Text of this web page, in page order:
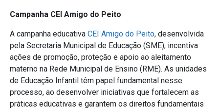
Campanha CEI Amigo do Peito
A campanha educativa CEI Amigo do Peito, desenvolvida
pela Secretaria Municipal de Educação (SME), incentiva
ações de promoção, proteção e apoio ao aleitamento
materno na Rede Municipal de Ensino (RME). As unidades
de Educação Infantil têm papel fundamental nesse
processo, ao desenvolver iniciativas que fortalecem as
práticas educativas e garantem os direitos fundamentais